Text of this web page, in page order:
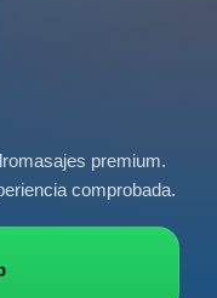
premium.
comprobada.